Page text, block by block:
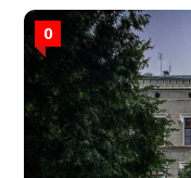
0